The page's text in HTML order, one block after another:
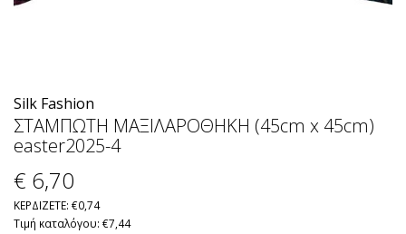
Silk Fashion
ΣΤΑΜΠΩΤΗ ΜΑΞΙΛΑΡΟΘΗΚΗ (45cm x 45cm)
easter2025-4
€ 6,70
ΚΕΡΔΙΖΕΤΕ: €0,74
Τιμή καταλόγου: €7,44